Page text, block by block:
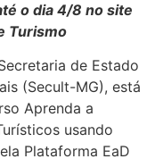
o dia 4/8 no site
Turismo
de Estado
(Secult-MG), está
Aprenda a
usando
Plataforma EaD